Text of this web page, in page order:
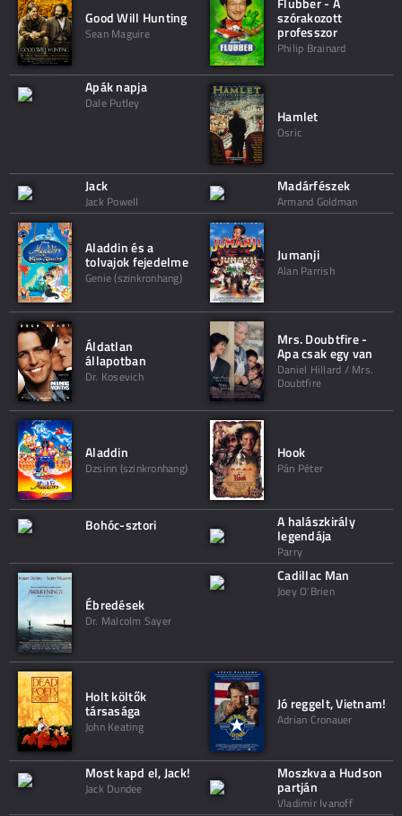
Good Will Hunting
Sean Maguire
szórakozott
professzor
Philip Brainard
Apák napja
Dale Putley
Hamlet
Osric
Jack
Jack Powell
Madárfészek
Armand Goldman
Aladdin és a
tolvajok fejedelme
Genie (szinkronhang)
Jumanji
Alan Parrish
Áldatlan
állapotban
Dr. Kosevich
Mrs. Doubtfire -
Apa csak egy van
Daniel Hillard / Mrs.
Doubtfire
Aladdin
Dzsinn (szinkronhang)
Hook
Pán Péter
Bohóc-sztori A halászkirály
legendája
Parry
Ébredések
Dr. Malcolm Sayer
Cadillac Man
Joey O'Brien
Holt költők
társasága
John Keating
Jó reggelt, Vietnam!
Adrian Cronauer
Most kapd el, Jack!
Jack Dundee
Moszkva a Hudson
partján
Vladimir Ivanoff